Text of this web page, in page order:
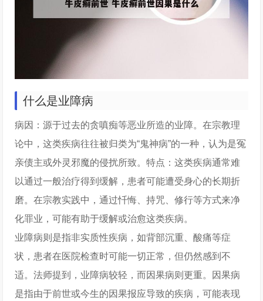
什么是业障病
病因：源于过去的贪嗔痴等恶业所造的业障。在宗教理
论中，这类疾病往往被归类为“鬼神病”的一种，认为是冤
亲债主或外灵邪魔的侵扰所致。特点：这类疾病通常难
以通过一般治疗得到缓解，患者可能遭受身心的长期折
磨。在宗教实践中，通过忏悔、持咒、修行等方式来净
化罪业，可能有助于缓解或治愈这类疾病。
业障病则是指非实质性疾病，如背部沉重、酸痛等症
状，患者在医院检查时可能一切正常，但仍然感到不
适。法师提到，业障病较轻，而因果病则更重。因果病
是指由于前世或今生的因果报应导致的疾病，可能表现